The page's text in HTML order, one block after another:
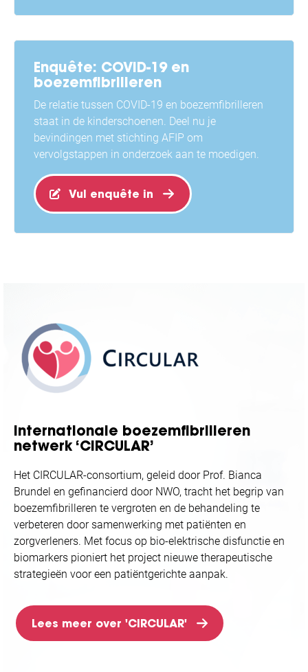
Enquête: COVID-19 en
boezemfibrilleren
De relatie tussen COVID-19 en boezemfibrilleren
staat in de kinderschoenen. Deel nu je
bevindingen met stichting AFIP om
vervolgstappen in onderzoek aan te moedigen.
Vul enquête in
Internationale boezemfibrilleren
netwerk ‘CIRCULAR’
Het CIRCULAR-consortium, geleid door Prof. Bianca
Brundel en gefinancierd door NWO, tracht het begrip van
boezemfibrilleren te vergroten en de behandeling te
verbeteren door samenwerking met patiënten en
zorgverleners. Met focus op bio-elektrische disfunctie en
biomarkers pioniert het project nieuwe therapeutische
strategieën voor een patiëntgerichte aanpak.
Lees meer over 'CIRCULAR'